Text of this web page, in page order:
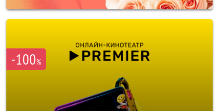
-100%